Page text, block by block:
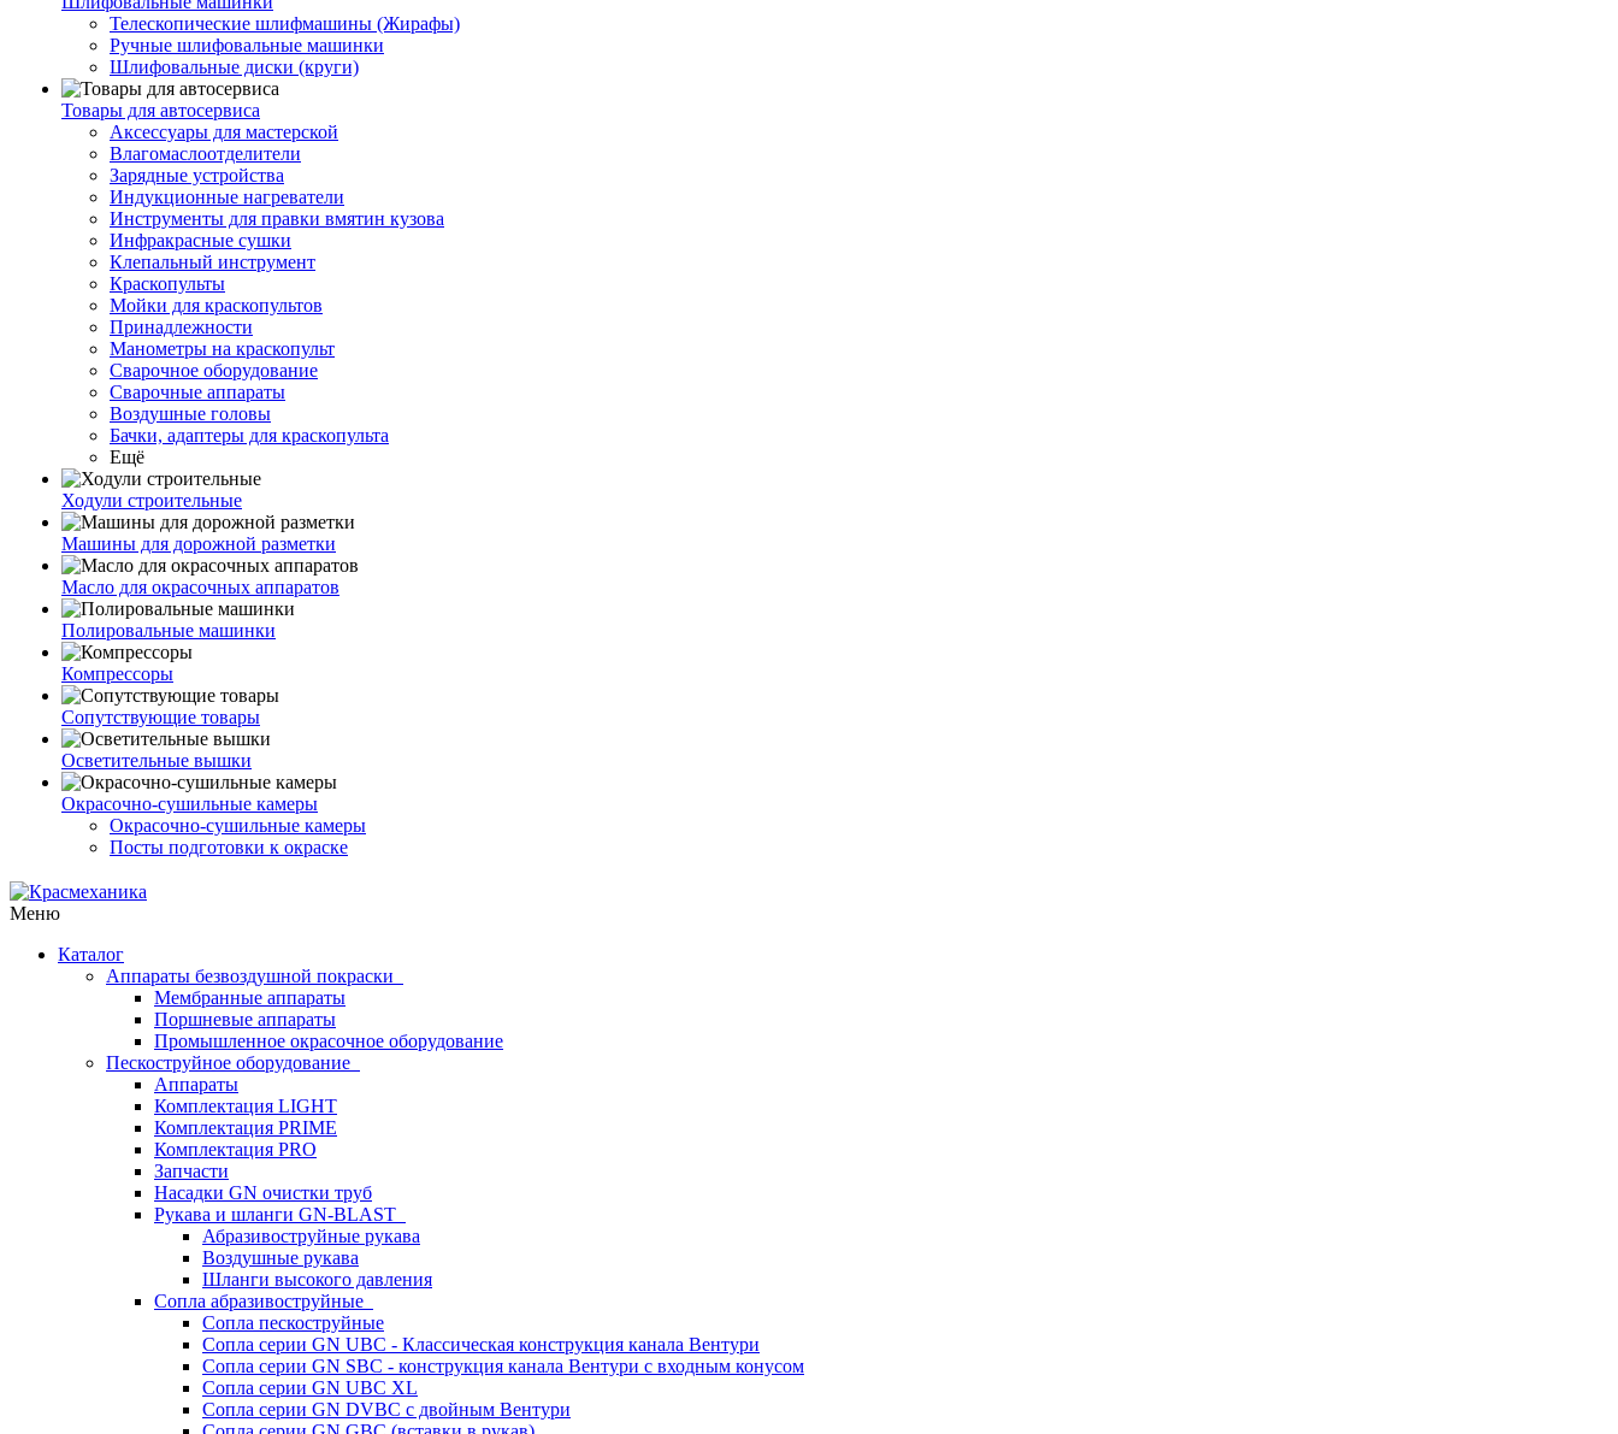
Телескопические шлифмашины (Жирафы)
Ручные шлифовальные машинки
Шлифовальные диски (круги)
Товары для автосервиса
Аксессуары для мастерской
Влагомаслоотделители
Зарядные устройства
Индукционные нагреватели
Инструменты для правки вмятин кузова
Инфракрасные сушки
Клепальный инструмент
Краскопульты
Мойки для краскопультов
Принадлежности
Манометры на краскопульт
Сварочное оборудование
Сварочные аппараты
Воздушные головы
Бачки, адаптеры для краскопульта
Ещё
Ходули строительные
Машины для дорожной разметки
Масло для окрасочных аппаратов
Полировальные машинки
Компрессоры
Сопутствующие товары
Осветительные вышки
Окрасочно-сушильные камеры
Окрасочно-сушильные камеры
Посты подготовки к окраске
Меню
Каталог
Аппараты безвоздушной покраски
Мембранные аппараты
Поршневые аппараты
Промышленное окрасочное оборудование
Пескоструйное оборудование
Аппараты
Комплектация LIGHT
Комплектация PRIME
Комплектация PRO
Запчасти
Насадки GN очистки труб
Рукава и шланги GN-BLAST
Абразивоструйные рукава
Воздушные рукава
Шланги высокого давления
Сопла абразивоструйные
Сопла пескоструйные
Сопла серии GN UBC - Классическая конструкция канала Вентури
Сопла серии GN SBC - конструкция канала Вентури c входным конусом
Сопла серии GN UBC XL
Сопла серии GN DVBC с двойным Вентури